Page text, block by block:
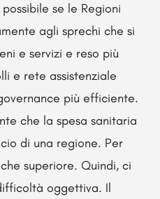
se le Regioni
agli sprechi che si
e servizi e reso più
e rete assistenziale
più efficiente.
che la spesa sanitaria
di una regione. Per
superiore. Quindi, ci
oggettiva. Il